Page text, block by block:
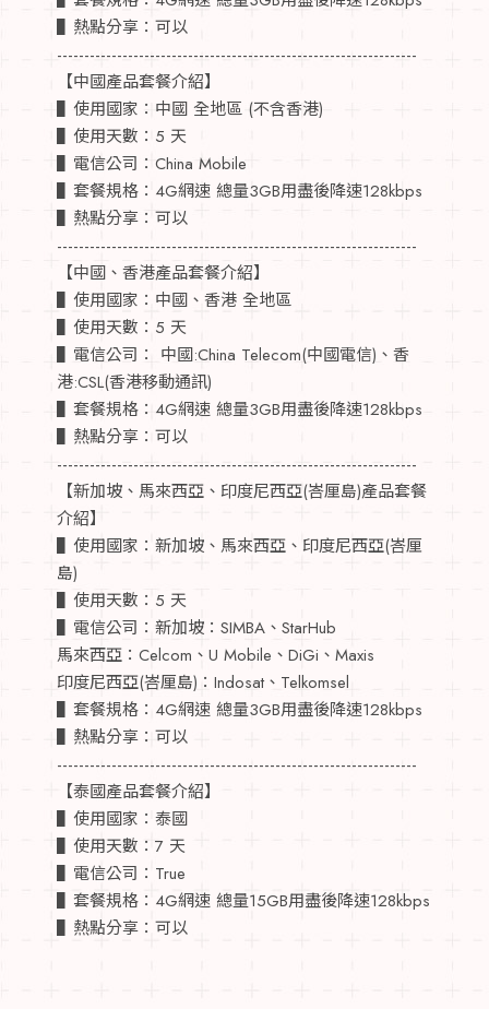
▌熱點分享：可以
------------------------------------------------------------------
【中國產品套餐介紹】
▌使用國家：中國 全地區 (不含香港)
▌使用天數：5 天
▌電信公司：China Mobile
▌套餐規格：4G網速 總量3GB用盡後降速128kbps
▌熱點分享：可以
------------------------------------------------------------------
【中國、香港產品套餐介紹】
▌使用國家：中國、香港 全地區
▌使用天數：5 天
▌電信公司： 中國:China Telecom(中國電信)、香
港:CSL(香港移動通訊)
▌套餐規格：4G網速 總量3GB用盡後降速128kbps
▌熱點分享：可以
------------------------------------------------------------------
【新加坡、馬來西亞、印度尼西亞(峇厘島)產品套餐
介紹】
▌使用國家：新加坡、馬來西亞、印度尼西亞(峇厘
島)
▌使用天數：5 天
▌電信公司：新加坡：SIMBA、StarHub
馬來西亞：Celcom、U Mobile、DiGi、Maxis
印度尼西亞(峇厘島)：Indosat、Telkomsel
▌套餐規格：4G網速 總量3GB用盡後降速128kbps
▌熱點分享：可以
------------------------------------------------------------------
【泰國產品套餐介紹】
▌使用國家：泰國
▌使用天數：7 天
▌電信公司：True
▌套餐規格：4G網速 總量15GB用盡後降速128kbps
▌熱點分享：可以